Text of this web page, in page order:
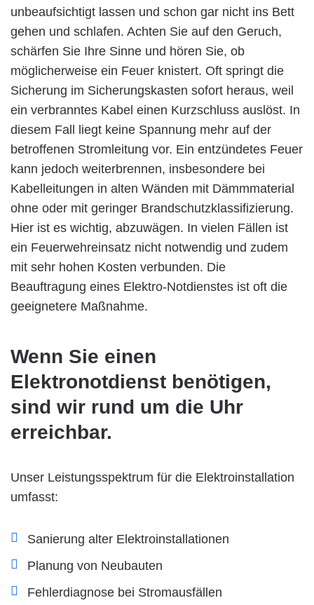
unbeaufsichtigt lassen und schon gar nicht ins Bett
gehen und schlafen. Achten Sie auf den Geruch,
schärfen Sie Ihre Sinne und hören Sie, ob
möglicherweise ein Feuer knistert. Oft springt die
Sicherung im Sicherungskasten sofort heraus, weil
ein verbranntes Kabel einen Kurzschluss auslöst. In
diesem Fall liegt keine Spannung mehr auf der
betroffenen Stromleitung vor. Ein entzündetes Feuer
kann jedoch weiterbrennen, insbesondere bei
Kabelleitungen in alten Wänden mit Dämmmaterial
ohne oder mit geringer Brandschutzklassifizierung.
Hier ist es wichtig, abzuwägen. In vielen Fällen ist
ein Feuerwehreinsatz nicht notwendig und zudem
mit sehr hohen Kosten verbunden. Die
Beauftragung eines Elektro-Notdienstes ist oft die
geeignetere Maßnahme.
Wenn Sie einen
Elektronotdienst benötigen,
sind wir rund um die Uhr
erreichbar.
Unser Leistungsspektrum für die Elektroinstallation
umfasst:
Sanierung alter Elektroinstallationen
Planung von Neubauten
Fehlerdiagnose bei Stromausfällen